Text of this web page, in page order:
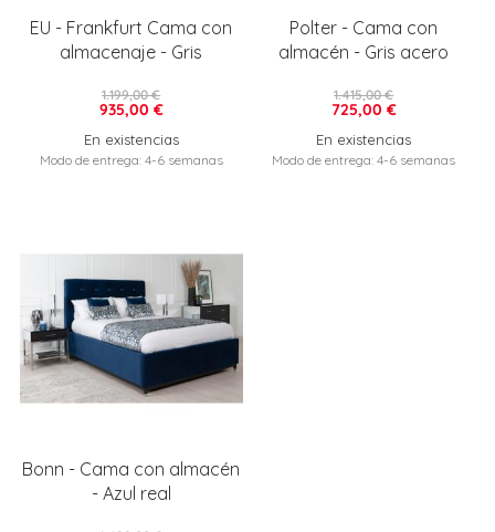
EU - Frankfurt Cama con
almacenaje - Gris
935,00 €
1.199,00 €
En existencias
Modo de entrega: 4-6 semanas
Polter - Cama con
almacén - Gris acero
725,00 €
1.415,00 €
En existencias
Modo de entrega: 4-6 semanas
Bonn - Cama con almacén
- Azul real